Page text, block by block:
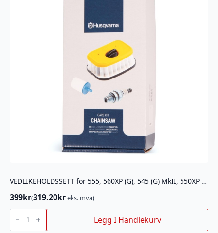
VEDLIKEHOLDSSETT for 555, 560XP (G), 545 (G) MkII, 550XP (G) mark II, 562XP (G)
399kr(319.20kreks. mva)
VEDLIKEHOLDSSETT
555,
560XP
Legg I Handlekurv